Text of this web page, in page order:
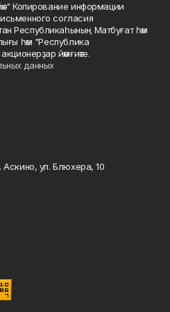
Копирование информации
согласия
Республикаһының Матбуғат һәм
һәм "Республика
йәмғиәте.
данных
ул. Блюхера, 10